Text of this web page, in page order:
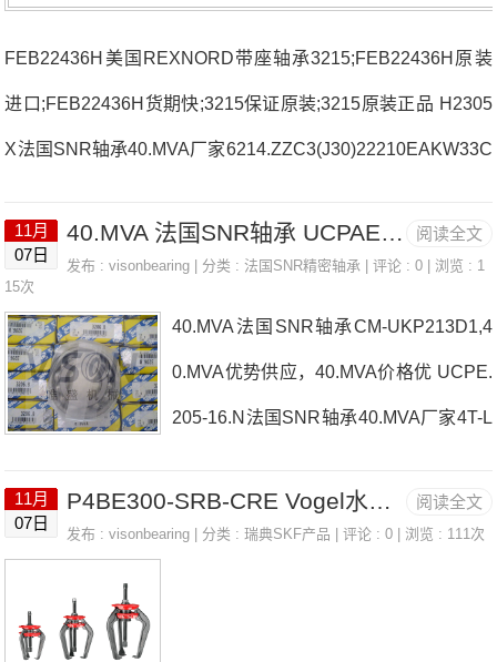
FEB22436H美国REXNORD带座轴承3215;FEB22436H原装
进口;FEB22436H货期快;3215保证原装;3215原装正品 H2305
X法国SNR轴承40.MVA厂家6214.ZZC3(J30)22210EAKW33C
R轴承40.MVA参数40.MVA价格,40.MVA采购 热销型号推荐：
40.MVA，FEB22436H HS6-43P1Z，P4BE300-SRB-CRE热
销品牌推荐：RNA496SESP.210-32.CO40.MVA40.MVA价格,4
0.MVA采购40.MVA价格,40.MVA采购UCPE.216L3法国SNR轴
承4
阅读全文
11月
07日
40.MVA 法国SNR轴承 UCPAE.201
发布 :visonbearing | 分类 :法国SNR精密轴承 | 评论 : 0 | 浏览 : 1
15次
40.MVA法国SNR轴承CM-UKP213D1,4
0.MVA优势供应，40.MVA价格优 UCPE.
205-16.N法国SNR轴承40.MVA厂家4T-L
轴承40.MVA价格MLE71912CVUJ74SS
阅读全文
11月
07日
P4BE300-SRB-CRE Vogel水库 LINCOLN 91048
发布 :visonbearing | 分类 :瑞典SKF产品 | 评论 : 0 | 浏览 : 111次